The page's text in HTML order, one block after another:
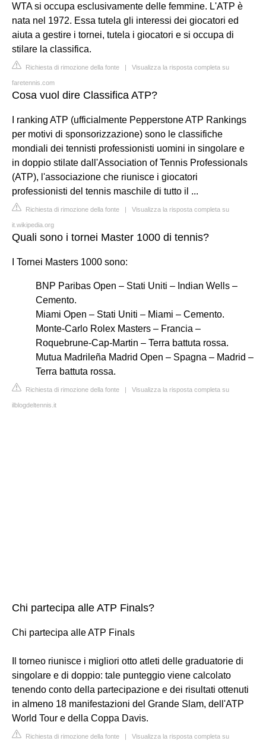
WTA si occupa esclusivamente delle femmine. L'ATP è
nata nel 1972. Essa tutela gli interessi dei giocatori ed
aiuta a gestire i tornei, tutela i giocatori e si occupa di
stilare la classifica.
Richiesta di rimozione della fonte | Visualizza la risposta completa su
faretennis.com
Cosa vuol dire Classifica ATP?
I ranking ATP (ufficialmente Pepperstone ATP Rankings
per motivi di sponsorizzazione) sono le classifiche
mondiali dei tennisti professionisti uomini in singolare e
in doppio stilate dall'Association of Tennis Professionals
(ATP), l'associazione che riunisce i giocatori
professionisti del tennis maschile di tutto il ...
Richiesta di rimozione della fonte | Visualizza la risposta completa su
it.wikipedia.org
Quali sono i tornei Master 1000 di tennis?
I Tornei Masters 1000 sono:
BNP Paribas Open – Stati Uniti – Indian Wells –
Cemento.
Miami Open – Stati Uniti – Miami – Cemento.
Monte-Carlo Rolex Masters – Francia –
Roquebrune-Cap-Martin – Terra battuta rossa.
Mutua Madrileña Madrid Open – Spagna – Madrid –
Terra battuta rossa.
Richiesta di rimozione della fonte | Visualizza la risposta completa su
ilblogdeltennis.it
Chi partecipa alle ATP Finals?
Chi partecipa alle ATP Finals
Il torneo riunisce i migliori otto atleti delle graduatorie di
singolare e di doppio: tale punteggio viene calcolato
tenendo conto della partecipazione e dei risultati ottenuti
in almeno 18 manifestazioni del Grande Slam, dell'ATP
World Tour e della Coppa Davis.
Richiesta di rimozione della fonte | Visualizza la risposta completa su